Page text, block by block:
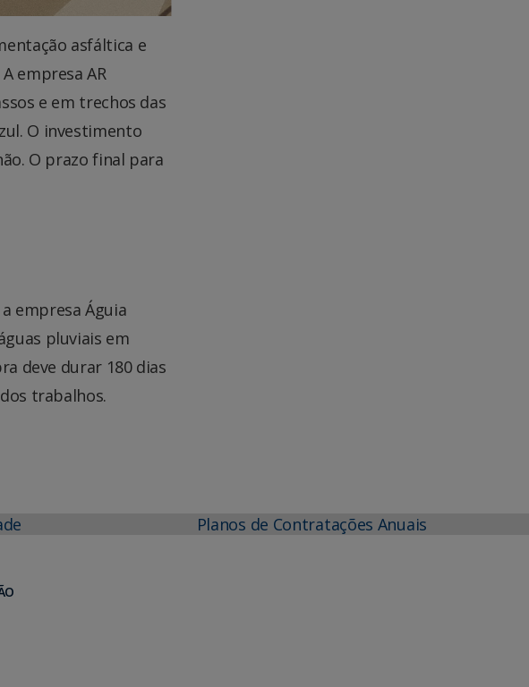
asfáltica e
empresa AR
e em trechos das
O investimento
O prazo final para
empresa Águia
pluviais em
deve durar 180 dias
trabalhos.
Planos de Contratações Anuais